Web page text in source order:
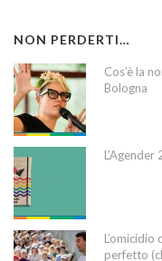
NON PERDERTI…
Cos’è la
Bologna
perfetto